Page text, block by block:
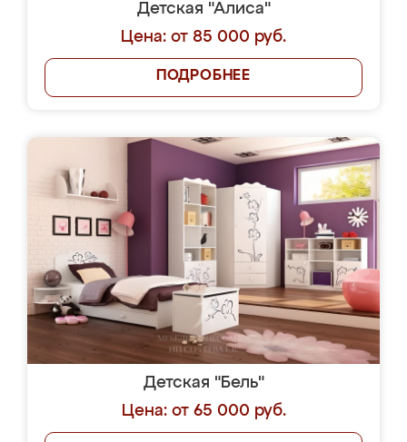
Детская "Алиса"
Цена: от 85 000 руб.
ПОДРОБНЕЕ
Детская "Бель"
Цена: от 65 000 руб.